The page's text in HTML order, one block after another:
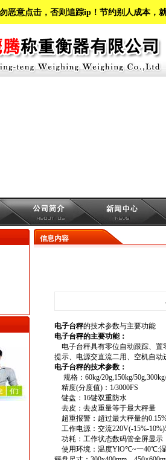
恶意点击，否则追踪ip！节约别人成本，
信息内容
电子台秤的技术参数与主要功能
电子台秤的主要功能：
电子台秤具有零位自动跟踪、置
提示、电源交直流二用、空机自
电子台秤的技术参数：
规格：60kg/20g,150kg/
精度(分度值)：1/3000FS
键盘：16键双重防水
去皮：去皮重量等于最大秤量
超重报警：超过最大秤量的
工作电源：交流220V(-15%-
功耗：工作状态数码管全屏显示
使用环境：温度YlO℃~一40℃:湿